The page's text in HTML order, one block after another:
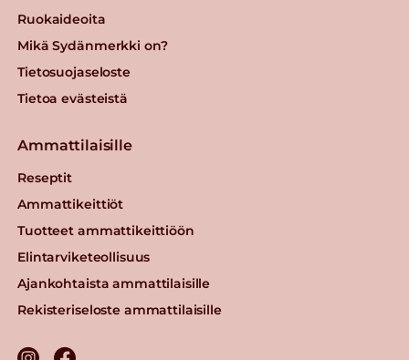
Ruokaideoita
Mikä Sydänmerkki on?
Tietosuojaseloste
Tietoa evästeistä
Ammattilaisille
Reseptit
Ammattikeittiöt
Tuotteet ammattikeittiöön
Elintarviketeollisuus
Ajankohtaista ammattilaisille
Rekisteriseloste ammattilaisille